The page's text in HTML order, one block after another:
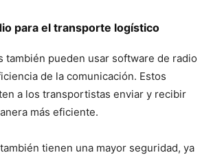
para el transporte logístico
también pueden usar software de radio
de la comunicación. Estos
a los transportistas enviar y recibir
más eficiente.
tienen una mayor seguridad, ya